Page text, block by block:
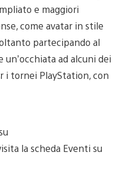
e maggiori
come avatar in stile
partecipando al
ad alcuni dei
i tornei PlayStation, con
la scheda Eventi su